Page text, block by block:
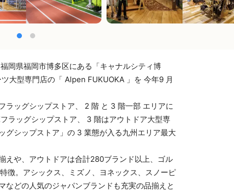
岡県福岡市博多区にある「キャナルシティ博
大型専門店の「 Alpen FUKUOKA 」を 今年9 月
ラッグシップストア、 2 階 と 3 階一部 エリアに
ラッグシップストア、 3 階はアウトドア大型専
グシップストア」の 3 業態が入る九州エリア最大
えや、アウトドアは合計280ブランド以上、ゴル
徴。アシックス、ミズノ、ヨネックス、スノーピ
などの人気のジャパンブランドも充実の品揃えと